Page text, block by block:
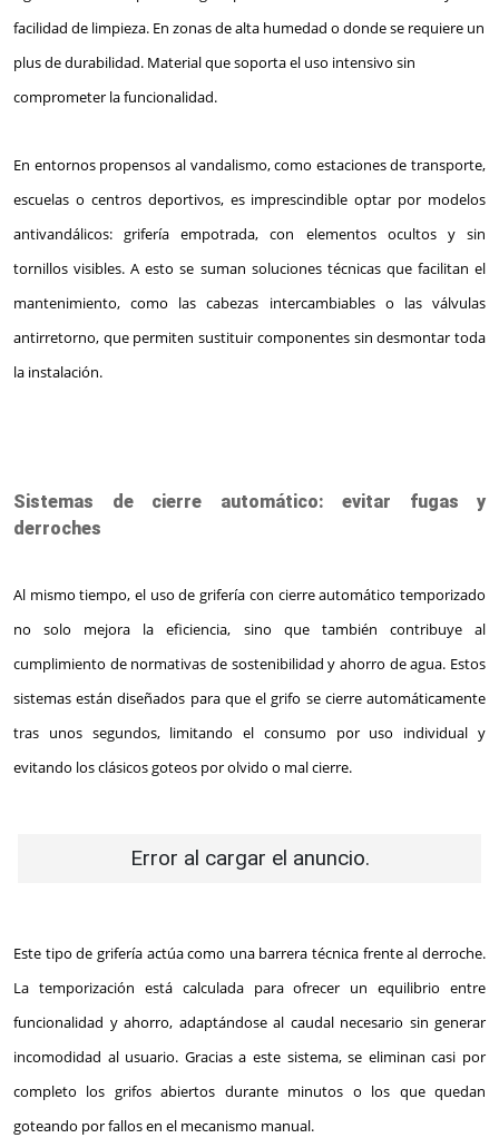
facilidad de limpieza. En zonas de alta humedad o donde se requiere un
plus de durabilidad. Material que soporta el uso intensivo sin
comprometer la funcionalidad.
En entornos propensos al vandalismo, como estaciones de transporte,
escuelas o centros deportivos, es imprescindible optar por modelos
antivandálicos: grifería empotrada, con elementos ocultos y sin
tornillos visibles. A esto se suman soluciones técnicas que facilitan el
mantenimiento, como las cabezas intercambiables o las válvulas
antirretorno, que permiten sustituir componentes sin desmontar toda
la instalación.
Sistemas de cierre automático: evitar fugas y
derroches
Al mismo tiempo, el uso de grifería con cierre automático temporizado
no solo mejora la eficiencia, sino que también contribuye al
cumplimiento de normativas de sostenibilidad y ahorro de agua. Estos
sistemas están diseñados para que el grifo se cierre automáticamente
tras unos segundos, limitando el consumo por uso individual y
evitando los clásicos goteos por olvido o mal cierre.
Error al cargar el anuncio.
Este tipo de grifería actúa como una barrera técnica frente al derroche.
La temporización está calculada para ofrecer un equilibrio entre
funcionalidad y ahorro, adaptándose al caudal necesario sin generar
incomodidad al usuario. Gracias a este sistema, se eliminan casi por
completo los grifos abiertos durante minutos o los que quedan
goteando por fallos en el mecanismo manual.